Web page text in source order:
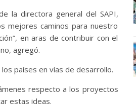
la directora general del SAPI,
mejores caminos para nuestro
en aras de contribuir con el
agregó.
países en vías de desarrollo.
respecto a los proyectos
estas ideas.